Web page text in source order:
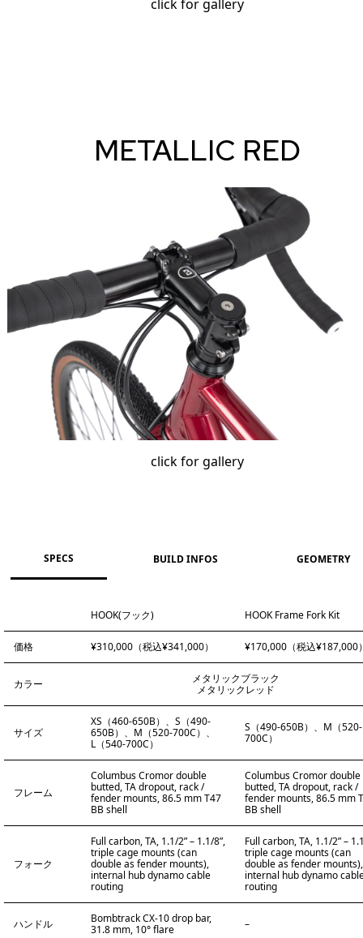
click for gallery
METALLIC RED
click for gallery
SPECS BUILD INFOS GEOMETRY
HOOK(フック) HOOK Frame Fork Kit
価格 ¥310,000（税込¥341,000） ¥170,000（税込¥187,000
カラー
メタリックブラック
メタリックレッド
サイズ
XS（460-650B）、S（490-
650B）、M（520-700C）、
L（540-700C）
S（490-650B）、M（520-
700C）
フレーム
Columbus Cromor double
butted, TA dropout, rack /
fender mounts, 86.5 mm T47
BB shell
Columbus Cromor double
butted, TA dropout, rack /
fender mounts, 86.5 mm
BB shell
フォーク
Full carbon, TA, 1.1/2” – 1.1/8”,
triple cage mounts (can
double as fender mounts),
internal hub dynamo cable
routing
Full carbon, TA, 1.1/2” –
triple cage mounts (can
double as fender mounts),
internal hub dynamo
routing
ハンドル
Bombtrack CX-10 drop bar,
31.8 mm, 10° flare
–